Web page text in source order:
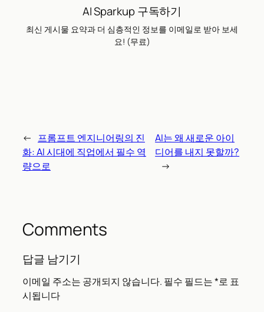
AI Sparkup 구독하기
최신 게시물 요약과 더 심층적인 정보를 이메일로 받아 보세
요! (무료)
← 프롬프트 엔지니어링의 진
화: AI 시대에 직업에서 필수 역
량으로
AI는 왜 새로운 아이
디어를 내지 못할까?
→
Comments
답글 남기기
이메일 주소는 공개되지 않습니다. 필수 필드는*로 표
시됩니다